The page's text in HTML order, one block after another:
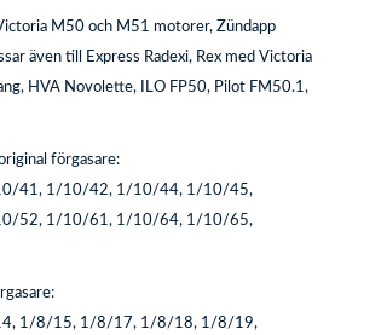
M50 och M51 motorer, Zündapp
även till Express Radexi, Rex med Victoria
HVA Novolette, ILO FP50, Pilot FM50.1,
förgasare:
41, 1/10/42, 1/10/44, 1/10/45,
52, 1/10/61, 1/10/64, 1/10/65,
1/8/15, 1/8/17, 1/8/18, 1/8/19,